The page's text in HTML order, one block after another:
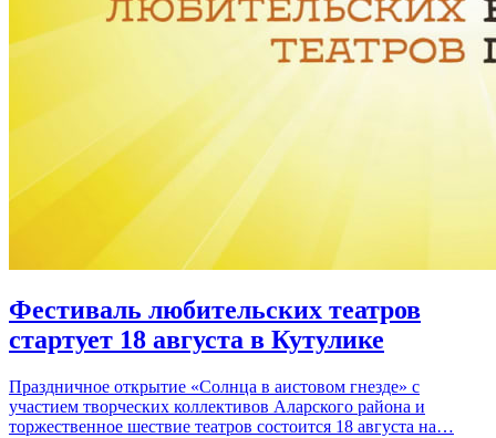
Фестиваль любительских театров
стартует 18 августа в Кутулике
Праздничное открытие «Солнца в аистовом гнезде» с
участием творческих коллективов Аларского района и
торжественное шествие театров состоится 18 августа на…